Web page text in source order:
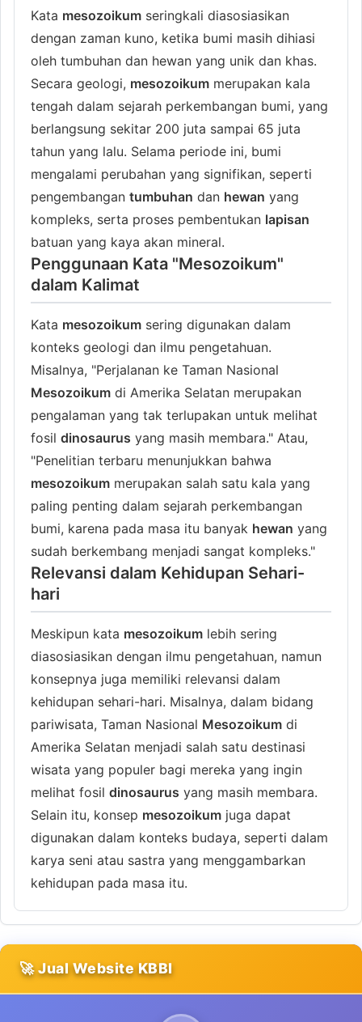
Kata mesozoikum seringkali diasosiasikan
dengan zaman kuno, ketika bumi masih dihiasi
oleh tumbuhan dan hewan yang unik dan khas.
Secara geologi, mesozoikum merupakan kala
tengah dalam sejarah perkembangan bumi, yang
berlangsung sekitar 200 juta sampai 65 juta
tahun yang lalu. Selama periode ini, bumi
mengalami perubahan yang signifikan, seperti
pengembangan tumbuhan dan hewan yang
kompleks, serta proses pembentukan lapisan
batuan yang kaya akan mineral.
Penggunaan Kata "Mesozoikum"
dalam Kalimat
Kata mesozoikum sering digunakan dalam
konteks geologi dan ilmu pengetahuan.
Misalnya, "Perjalanan ke Taman Nasional
Mesozoikum di Amerika Selatan merupakan
pengalaman yang tak terlupakan untuk melihat
fosil dinosaurus yang masih membara." Atau,
"Penelitian terbaru menunjukkan bahwa
mesozoikum merupakan salah satu kala yang
paling penting dalam sejarah perkembangan
bumi, karena pada masa itu banyak hewan yang
sudah berkembang menjadi sangat kompleks."
Relevansi dalam Kehidupan Sehari-
hari
Meskipun kata mesozoikum lebih sering
diasosiasikan dengan ilmu pengetahuan, namun
konsepnya juga memiliki relevansi dalam
kehidupan sehari-hari. Misalnya, dalam bidang
pariwisata, Taman Nasional Mesozoikum di
Amerika Selatan menjadi salah satu destinasi
wisata yang populer bagi mereka yang ingin
melihat fosil dinosaurus yang masih membara.
Selain itu, konsep mesozoikum juga dapat
digunakan dalam konteks budaya, seperti dalam
karya seni atau sastra yang menggambarkan
kehidupan pada masa itu.
🚀 Jual Website KBBI